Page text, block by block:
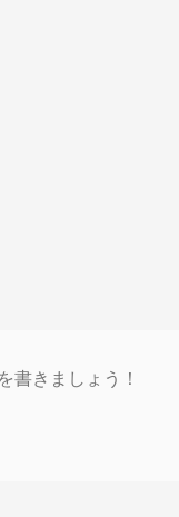
書きましょう！